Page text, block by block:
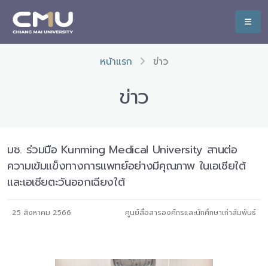
หน้าแรก ข่าว
ข่าว
มช. ร่วมมือ Kunming Medical University สานต่อ
ความเข้มแข็งทางการแพทย์อย่างมีคุณภาพ ในเอเชียใต้
และเอเชียตะวันออกเฉียงใต้
25 สิงหาคม 2566 ศูนย์สื่อสารองค์กรและนักศึกษาเก่าสัมพันธ์